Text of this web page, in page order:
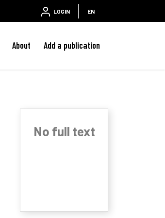
LOGIN EN
About Add a publication
No full text